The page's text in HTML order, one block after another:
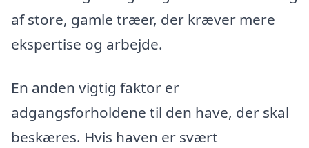
af store, gamle træer, der kræver mere
ekspertise og arbejde.
En anden vigtig faktor er
adgangsforholdene til den have, der skal
beskæres. Hvis haven er svært